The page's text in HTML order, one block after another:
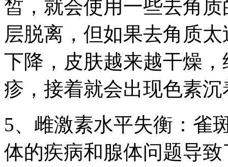
皙，就会使用一些去角
层脱离，但如果去角质
下降，皮肤越来越干燥
疹，接着就会出现色素
5、雌激素水平失衡：雀
体的疾病和腺体问题导